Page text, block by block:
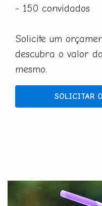
- 150 convidados
Solicite um
descubra o valor
mesmo.
SOLICITAR